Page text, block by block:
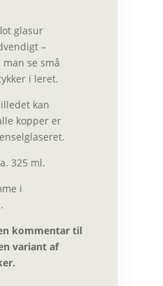
glasur
–
se små
i leret.
kan
kopper er
325 ml.
i
kommentar til
variant af